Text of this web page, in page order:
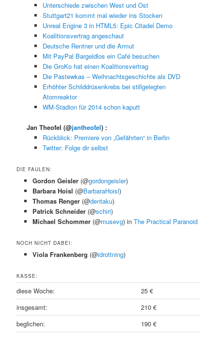
Unterschiede zwischen West und Ost
Stuttgart21 kommt mal wieder ins Stocken
Unreal Engine 3 in HTML5: Epic Citadel Demo
Koalitionsvertrag angeschaut
Deutsche Rentner und die Armut
Mit PayPal Bargeldlos ein Café besuchen
Die GroKo hat einen Koalitionsvertrag
Die Pastewkas – Weihnachtsgeschichte als DVD
Erhöhter Schilddrüsenkrebs bei stillgelegten
Atomreaktor
WM-Stadion für 2014 schon kaputt
Jan Theofel(@jantheofel) :
Rückblick: Premiere von „Gefährten“ in Berlin
Twitter: Folge dir selbst
DIE FAULEN:
Gordon Geisler (@gordongeisler)
Barbara Hoisl (@BarbaraHoisl)
Thomas Renger (@dentaku)
Patrick Schneider (@schiri)
Michael Schommer (@musevg) in The Practical Paranoid
NOCH NICHT DABEI:
Viola Frankenberg (@idrottning)
KASSE:
diese Woche:
25 €
insgesamt:
210 €
beglichen:
190 €